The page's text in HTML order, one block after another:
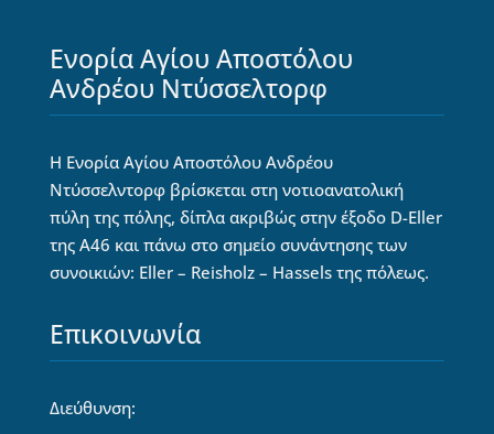
Ενορία Αγίου Αποστόλου
Ανδρέου Ντύσσελτορφ
Η Ενορία Αγίου Αποστόλου Ανδρέου
Ντύσσελντορφ βρίσκεται στη νοτιοανατολική
πύλη της πόλης, δίπλα ακριβώς στην έξοδο D-Eller
της Α46 και πάνω στο σημείο συνάντησης των
συνοικιών: Eller – Reisholz – Hassels της πόλεως.
Επικοινωνία
Διεύθυνση: